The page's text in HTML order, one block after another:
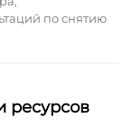
по снятию
ресурсов